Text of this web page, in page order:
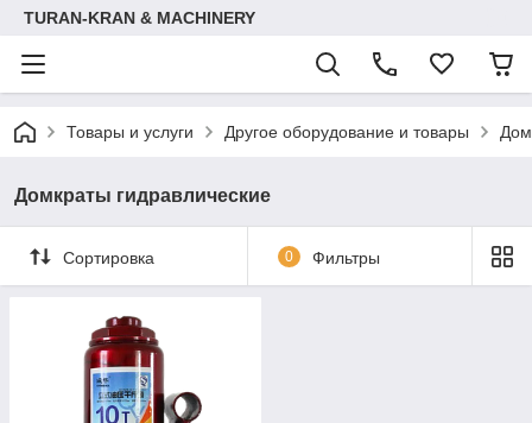
TURAN-KRAN & MACHINERY
Товары и услуги Другое оборудование и товары
Домкраты гидравлические
Сортировка 0 Фильтры